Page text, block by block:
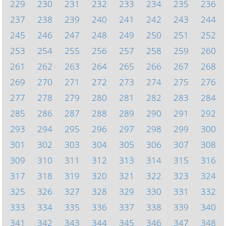
229 230 231 232 233 234 235
236
237
238 239 240 241 242 243
244
245
246 247 248 249 250 251
252
253
254 255 256 257 258 259
260
261
262 263 264 265 266 267
268
269
270 271 272 273 274 275
276
277
278 279 280 281 282 283
284
285
286 287 288 289 290 291
292
293
294 295 296 297 298 299
300
301
302 303 304 305 306 307
308
309
310 311 312 313 314 315
316
317
318 319 320 321 322 323
324
325
326 327 328 329 330 331
332
333
334 335 336 337 338 339
340
341
342 343 344 345 346 347 348